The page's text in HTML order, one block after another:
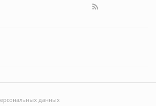
данных